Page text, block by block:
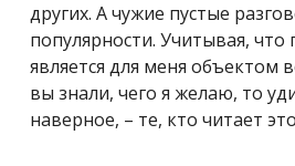
других. А чужие пустые
популярности. Учитывая, что
является для меня объектом
вы знали, чего я желаю, то
наверное, – те, кто читает